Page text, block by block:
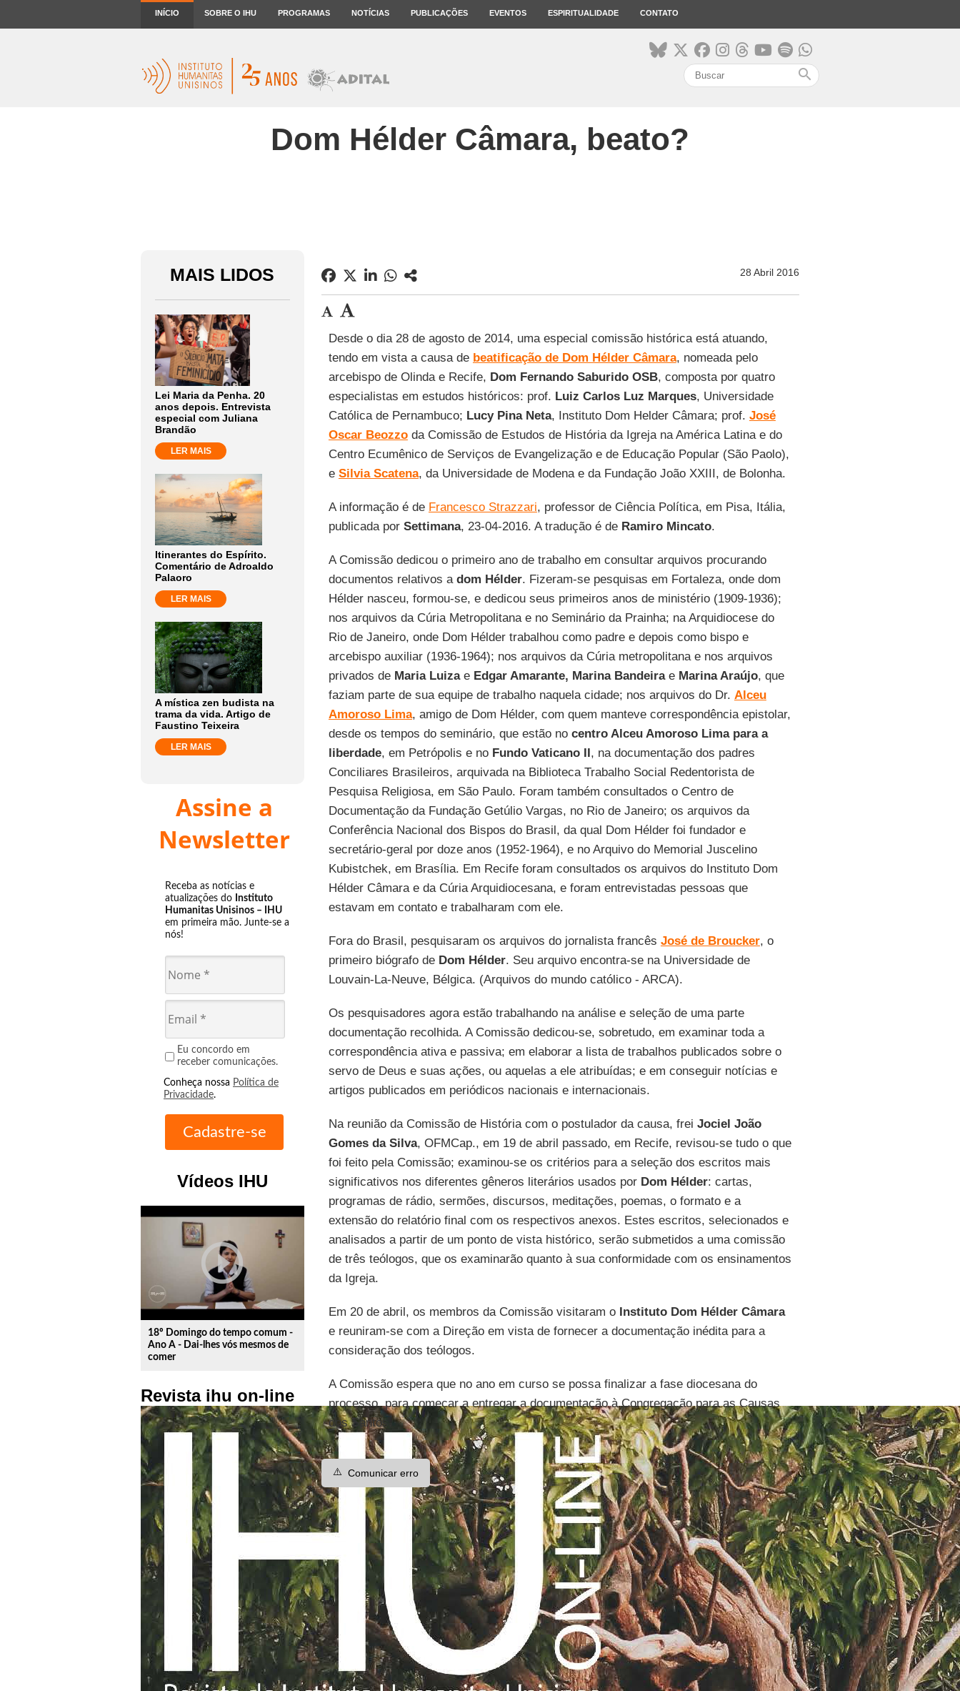
INÍCIO SOBRE O IHU PROGRAMAS NOTÍCIAS PUBLICAÇÕES EVENTOS ESPIRITUALIDADE CONTATO
search
Dom Hélder Câmara, beato?
MAIS LIDOS
Lei Maria da Penha. 20
anos depois. Entrevista
especial com Juliana
Brandão
LER MAIS
Itinerantes do Espírito.
Comentário de Adroaldo
Palaoro
LER MAIS
A mística zen budista na
trama da vida. Artigo de
Faustino Teixeira
LER MAIS
Assine a
Newsletter
Receba as notícias e
atualizações do Instituto
Humanitas Unisinos – IHU
em primeira mão. Junte-se a
nós!
Eu concordo em
receber comunicações.
Conheça nossa Política de
Privacidade.
Vídeos IHU
play_circle_outline
18º Domingo do tempo comum -
Ano A - Dai-lhes vós mesmos de
comer
Revista ihu on-line
28 Abril 2016
Desde o dia 28 de agosto de 2014, uma especial comissão histórica está atuando,
tendo em vista a causa de beatificação de Dom Hélder Câmara, nomeada pelo
arcebispo de Olinda e Recife, Dom Fernando Saburido OSB, composta por quatro
especialistas em estudos históricos: prof. Luiz Carlos Luz Marques, Universidade
Católica de Pernambuco; Lucy Pina Neta, Instituto Dom Helder Câmara; prof. José
Oscar Beozzoda Comissão de Estudos de História da Igreja na América Latina e do
Centro Ecumênico de Serviços de Evangelização e de Educação Popular (São Paolo),
e Silvia Scatena, da Universidade de Modena e da Fundação João XXIII, de Bolonha.
A informação é de Francesco Strazzari, professor de Ciência Política, em Pisa, Itália,
publicada por Settimana, 23-04-2016. A tradução é de Ramiro Mincato.
A Comissão dedicou o primeiro ano de trabalho em consultar arquivos procurando
documentos relativos a dom Hélder. Fizeram-se pesquisas em Fortaleza, onde dom
Hélder nasceu, formou-se, e dedicou seus primeiros anos de ministério (1909-1936);
nos arquivos da Cúria Metropolitana e no Seminário da Prainha; na Arquidiocese do
Rio de Janeiro, onde Dom Hélder trabalhou como padre e depois como bispo e
arcebispo auxiliar (1936-1964); nos arquivos da Cúria metropolitana e nos arquivos
privados deMaria Luizae Edgar Amarante, Marina Bandeirae Marina Araújo, que
faziam parte de sua equipe de trabalho naquela cidade; nos arquivos do Dr. Alceu
Amoroso Lima, amigo de Dom Hélder, com quem manteve correspondência epistolar,
desde os tempos do seminário, que estão no centro Alceu Amoroso Lima para a
liberdade, em Petrópolis e noFundo Vaticano II, na documentação dos padres
Conciliares Brasileiros, arquivada na Biblioteca Trabalho Social Redentorista de
Pesquisa Religiosa, em São Paulo. Foram também consultados o Centro de
Documentação da Fundação Getúlio Vargas, no Rio de Janeiro; os arquivos da
Conferência Nacional dos Bispos do Brasil, da qual Dom Hélder foi fundador e
secretário-geral por doze anos (1952-1964), e no Arquivo do Memorial Juscelino
Kubistchek, em Brasília. Em Recife foram consultados os arquivos do Instituto Dom
Hélder Câmara e da Cúria Arquidiocesana, e foram entrevistadas pessoas que
estavam em contato e trabalharam com ele.
Fora do Brasil, pesquisaram os arquivos do jornalista francês José de Broucker, o
primeiro biógrafo de Dom Hélder. Seu arquivo encontra-se na Universidade de
Louvain-La-Neuve, Bélgica. (Arquivos do mundo católico - ARCA).
Os pesquisadores agora estão trabalhando na análise e seleção de uma parte
documentação recolhida. A Comissão dedicou-se, sobretudo, em examinar toda a
correspondência ativa e passiva; em elaborar a lista de trabalhos publicados sobre o
servo de Deus e suas ações, ou aquelas a ele atribuídas; e em conseguir notícias e
artigos publicados em periódicos nacionais e internacionais.
Na reunião da Comissão de História com o postulador da causa, frei Jociel João
Gomes da Silva, OFMCap., em 19 de abril passado, em Recife, revisou-se tudo o que
foi feito pela Comissão; examinou-se os critérios para a seleção dos escritos mais
significativos nos diferentes gêneros literários usados por Dom Hélder: cartas,
programas de rádio, sermões, discursos, meditações, poemas, o formato e a
extensão do relatório final com os respectivos anexos. Estes escritos, selecionados e
analisados a partir de um ponto de vista histórico, serão submetidos a uma comissão
de três teólogos, que os examinarão quanto à sua conformidade com os ensinamentos
da Igreja.
Em 20 de abril, os membros da Comissão visitaram o Instituto Dom Hélder Câmara
e reuniram-se com a Direção em vista de fornecer a documentação inédita para a
consideração dos teólogos.
A Comissão espera que no ano em curso se possa finalizar a fase diocesana do
processo, para começar a entregar a documentação à Congregação para as Causas
dos Santos.
⚠️ Comunicar erro